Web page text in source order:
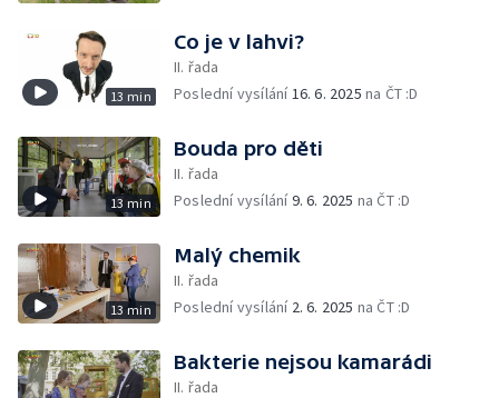
13 min
Co je v lahvi?
II. řada
Poslední vysílání16. 6. 2025 na ČT :D
13 min
Bouda pro děti
II. řada
Poslední vysílání9. 6. 2025 na ČT :D
13 min
Malý chemik
II. řada
Poslední vysílání 2. 6. 2025 na ČT :D
Bakterie nejsou kamarádi
II. řada